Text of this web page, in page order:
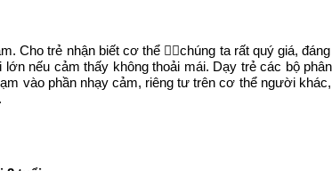
Cho trẻ nhận biết cơ thể 🧍‍♀️chúng ta rất quý giá,
nếu cảm thấy không thoải mái. Dạy trẻ các bộ
vào phần nhạy cảm, riêng tư trên cơ thể người